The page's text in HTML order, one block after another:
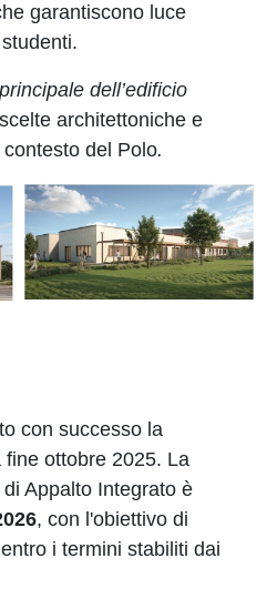
garantiscono luce
dell’edificio
architettoniche e
del Polo.
con successo la
ottobre 2025. La
Appalto Integrato è
, con l'obiettivo di
i termini stabiliti dai